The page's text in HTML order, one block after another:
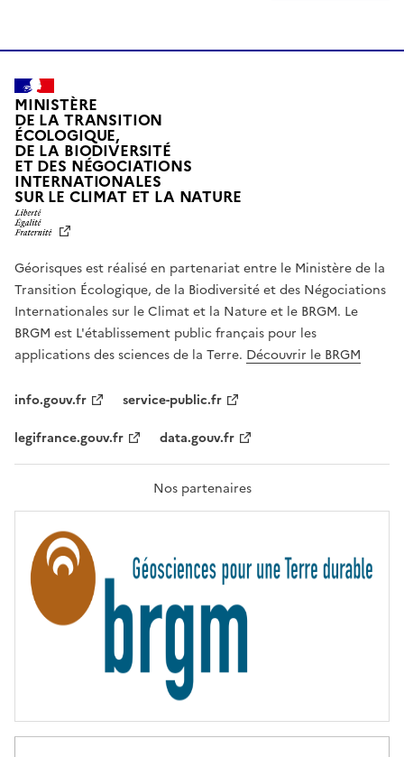
MINISTÈRE
DE LA TRANSITION
ÉCOLOGIQUE,
DE LA BIODIVERSITÉ
ET DES NÉGOCIATIONS
INTERNATIONALES
SUR LE CLIMAT ET LA NATUREL
T
É
,
É
G
A
L
F
A
T
R
T
É
Géorisques est réalisé en partenariat entre le Ministère de la
Transition Écologique, de la Biodiversité et des Négociations
Internationales sur le Climat et la Nature et le BRGM. Le
BRGM est L'établissement public français pour les
applications des sciences de la Terre. Découvrir le BRGM
info.gouv.fr
service-public.fr
legifrance.gouv.fr
data.gouv.fr
Nos partenaires